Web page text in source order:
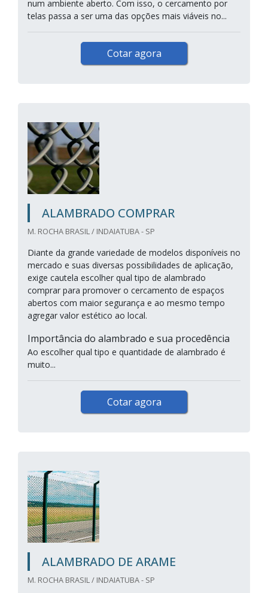
num ambiente aberto. Com isso, o cercamento por
telas passa a ser uma das opções mais viáveis no...
Cotar agora
ALAMBRADO COMPRAR
M. ROCHA BRASIL / INDAIATUBA - SP
Diante da grande variedade de modelos disponíveis no
mercado e suas diversas possibilidades de aplicação,
exige cautela escolher qual tipo de alambrado
comprar para promover o cercamento de espaços
abertos com maior segurança e ao mesmo tempo
agregar valor estético ao local.
Importância do alambrado e sua procedência
Ao escolher qual tipo e quantidade de alambrado é
muito...
Cotar agora
ALAMBRADO DE ARAME
M. ROCHA BRASIL / INDAIATUBA - SP